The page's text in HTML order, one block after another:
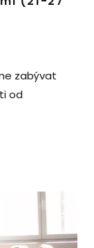
zabývat
od